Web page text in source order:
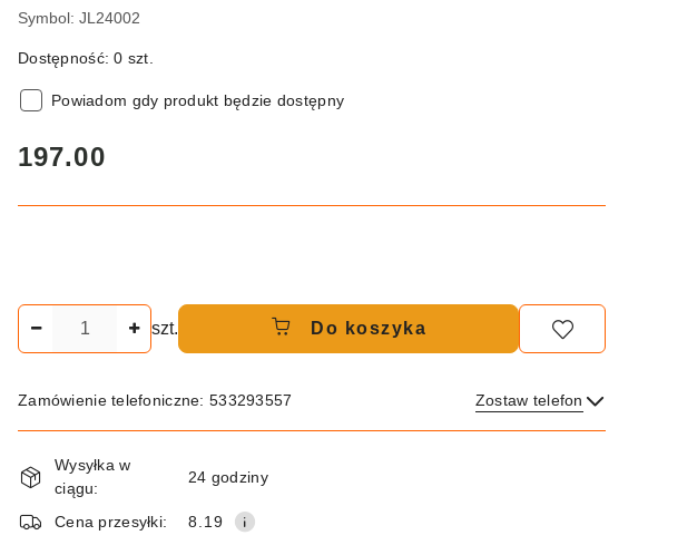
Symbol: JL24002
Dostępność:0 szt.
Powiadom gdy produkt będzie dostępny
cena:
197.00
szt. Do koszyka
Zamówienie telefoniczne: 533293557 Zostaw telefon
Wyślij
Dostępność
i
dostawa
Wysyłka w
ciągu:
24 godziny
Cena przesyłki: 8.19